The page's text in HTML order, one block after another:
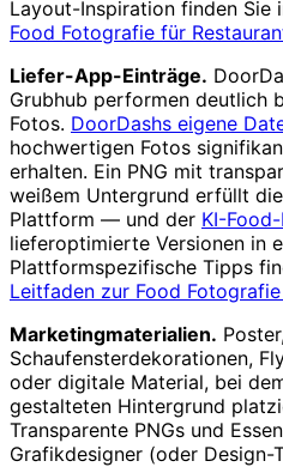
Layout-Inspiration finden Sie
Food Fotografie für
Liefer-App-Einträge.
Grubhub performen deutlich
Fotos. DoorDashs eigene
hochwertigen Fotos
erhalten. Ein PNG mit
weißem Untergrund erfüllt
Plattform — und der KI-
lieferoptimierte Versionen in
Plattformspezifische Tipps
Leitfaden zur Food
Marketingmaterialien.
Schaufensterdekorationen,
oder digitale Material, bei
gestalteten Hintergrund
Transparente PNGs und
Grafikdesigner (oder